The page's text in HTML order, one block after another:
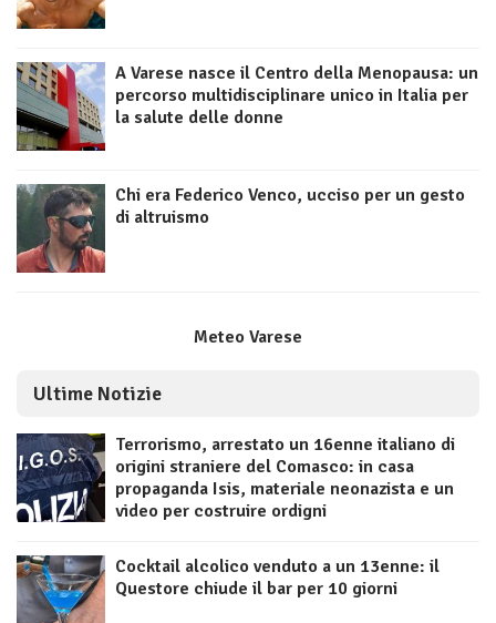
A Varese nasce il Centro della Menopausa: un
percorso multidisciplinare unico in Italia per
la salute delle donne
Chi era Federico Venco, ucciso per un gesto
di altruismo
Meteo Varese
Ultime Notizie
Terrorismo, arrestato un 16enne italiano di
origini straniere del Comasco: in casa
propaganda Isis, materiale neonazista e un
video per costruire ordigni
Cocktail alcolico venduto a un 13enne: il
Questore chiude il bar per 10 giorni